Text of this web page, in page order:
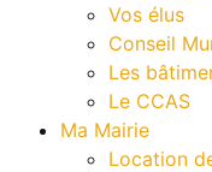
Vos élus
Conseil
Les
Le CCAS
Ma Mairie
Location